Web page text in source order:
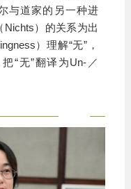
与道家的另一种进
Nichts）的关系为出
）理解“无”，
“无”翻译为Un-／